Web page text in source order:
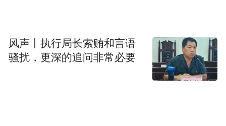
级创新机构专业平台的目标，将团队扩大至
三四百人规模。在政府引导与市场的帮助
下，五年内培育1家上市企业，同时申请国际
风声丨执行局长索贿和言语
骚扰，更深的追问非常必要